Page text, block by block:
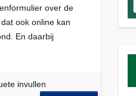
over de
ook online kan
En daarbij
invullen